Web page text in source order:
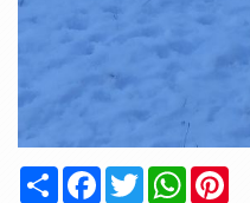
CondividiFacebook
Twitter